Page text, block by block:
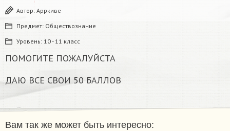
Автор: Арркиве
Предмет: Обществознание
Уровень: 10 - 11 класс
ПОМОГИТЕ ПОЖАЛУЙСТА
ДАЮ ВСЕ СВОИ 50 БАЛЛОВ
Вам так же может быть интересно: